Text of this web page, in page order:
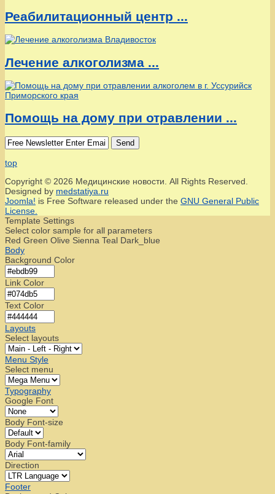
Реабилитационный центр ...
Лечение алкоголизма ...
Помощь на дому при отравлении ...
Send
top
Copyright © 2026 Медицинские новости. All Rights Reserved.
Designed by medstatiya.ru
Joomla! is Free Software released under the GNU General Public
License.
Template Settings
Select color sample for all parameters
Red Green Olive Sienna Teal Dark_blue
Body
Background Color
Link Color
Text Color
Layouts
Select layouts
Menu Style
Select menu
Typography
Google Font
Body Font-size
Body Font-family
Direction
Footer